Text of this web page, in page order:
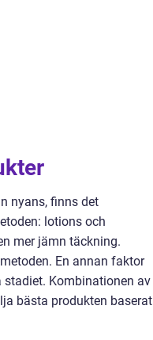
nyans, finns det
lotions och
mer jämn täckning.
En annan faktor
Kombinationen av
bästa produkten baserat